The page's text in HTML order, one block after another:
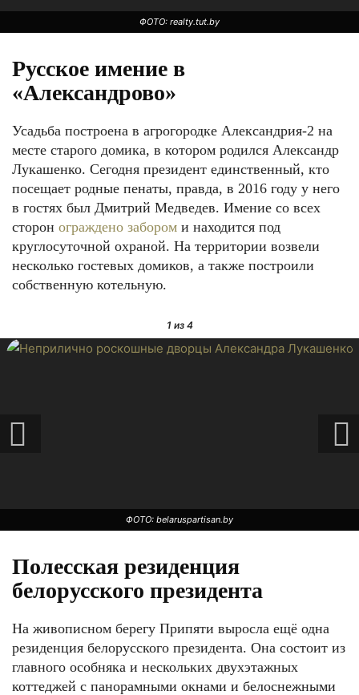
ФОТО: realty.tut.by
ФОТО: liveinternet.ru
ФОТО: berezinsky.by
Русское имение в
«Александрово»
Усадьба построена в агрогородке Александрия-2 на
месте старого домика, в котором родился Александр
Лукашенко. Сегодня президент единственный, кто
посещает родные пенаты, правда, в 2016 году у него
в гостях был Дмитрий Медведев. Имение со всех
сторон ограждено забором и находится под
круглосуточной охраной. На территории возвели
несколько гостевых домиков, а также построили
собственную котельную.
1из 4
ФОТО: belaruspartisan.by
Полесская резиденция
белорусского президента
На живописном берегу Припяти выросла ещё одна
резиденция белорусского президента. Она состоит из
главного особняка и нескольких двухэтажных
коттеджей с панорамными окнами и белоснежными